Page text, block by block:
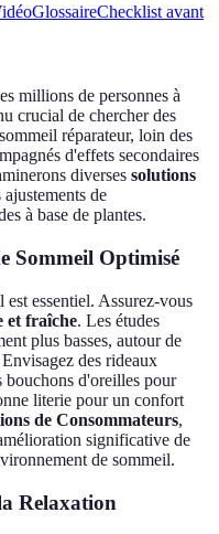
GlossaireChecklist avant
millions de personnes à
crucial de chercher des
réparateur, loin des
d'effets secondaires
diverses solutions
ajustements de
à base de plantes.
Sommeil Optimisé
essentiel. Assurez-vous
et fraîche. Les études
plus basses, autour de
des rideaux
bouchons d'oreilles pour
literie pour un confort
de Consommateurs,
significative de
de sommeil.
Relaxation